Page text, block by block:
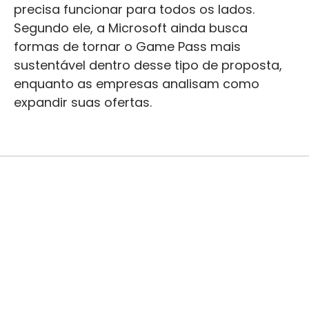
precisa funcionar para todos os lados.
Segundo ele, a Microsoft ainda busca
formas de tornar o Game Pass mais
sustentável dentro desse tipo de proposta,
enquanto as empresas analisam como
expandir suas ofertas.